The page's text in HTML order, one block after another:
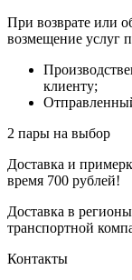
При возврате или
возмещение услуг
клиенту;
Отправленный
2 пары на выбор
Доставка и
время 700 рублей!
Доставка в
транспортной
Контакты